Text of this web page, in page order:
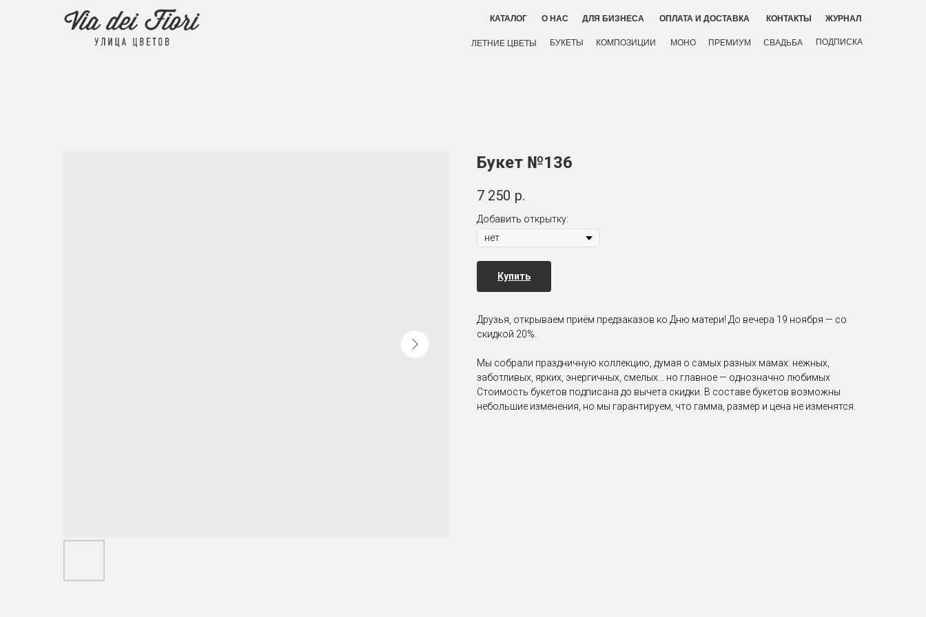
О НАС
КАТАЛОГ ДЛЯ БИЗНЕСА ОПЛАТА И ДОСТАВКА КОНТАКТЫ ЖУРНАЛ
БУКЕТЫ ПРЕМИУМ
МОНО
ЛЕТНИЕ ЦВЕТЫ КОМПОЗИЦИИ СВАДЬБА ПОДПИСКА
Букет №136
7 250 р.
Добавить открытку:
Купить
Друзья, открываем приём предзаказов ко Дню матери! До вечера 19 ноября — со
скидкой 20%.
Мы собрали праздничную коллекцию, думая о самых разных мамах: нежных,
заботливых, ярких, энергичных, смелых... но главное — однозначно любимых
Стоимость букетов подписана до вычета скидки. В составе букетов возможны
небольшие изменения, но мы гарантируем, что гамма, размер и цена не изменятся.